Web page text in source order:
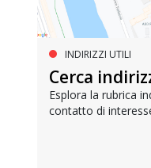
INDIRIZZI UTILI
Cerca
Esplora la rubrica
contatto di